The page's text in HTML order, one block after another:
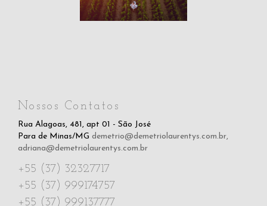
Nossos Contatos
Rua Alagoas, 481, apt 01 - São José
Para de Minas/MG demetrio@demetriolaurentys.com.br,
adriana@demetriolaurentys.com.br
+55 (37) 32327717
+55 (37) 999174757
+55 (37) 999137777